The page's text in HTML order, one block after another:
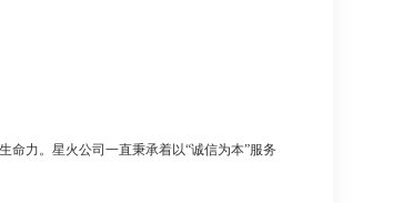
力。星火公司一直秉承着以“诚信为本”服务